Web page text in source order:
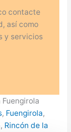
contacte
así como
y servicios
, Fuengirola,
, Rincón de la